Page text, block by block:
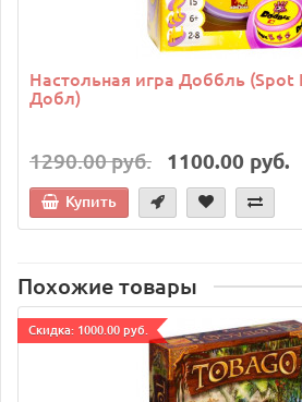
Настольная игра Доббль
Добл)
1290.00 руб. 1100.00 руб.
Купить
Похожие товары
Cкидка: 1000.00 руб.